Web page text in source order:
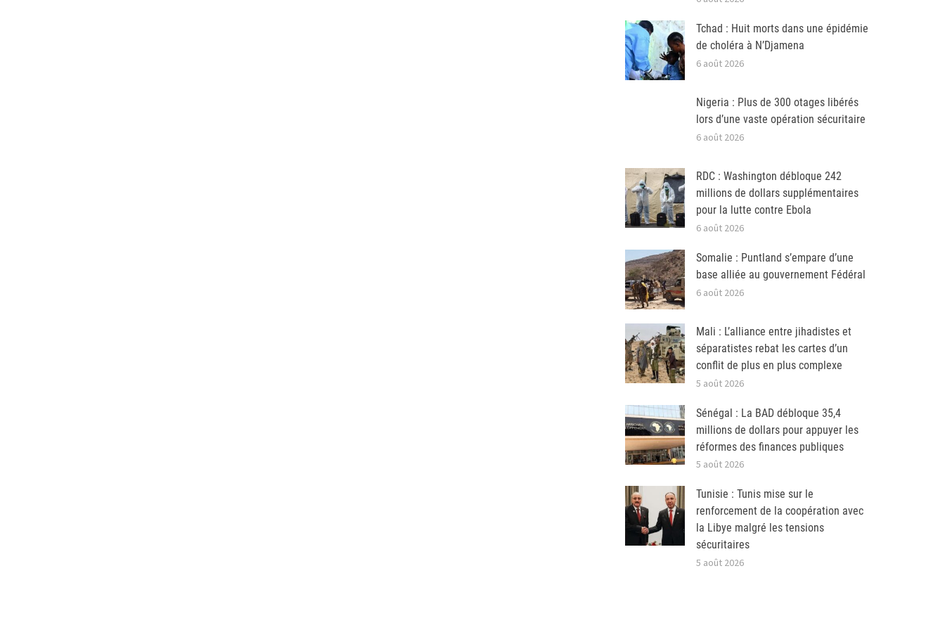
Tchad : Huit morts dans une épidémie
de choléra à N’Djamena
6 août 2026
Nigeria : Plus de 300 otages libérés
lors d’une vaste opération sécuritaire
6 août 2026
RDC : Washington débloque 242
millions de dollars supplémentaires
pour la lutte contre Ebola
6 août 2026
Somalie : Puntland s’empare d’une
base alliée au gouvernement Fédéral
6 août 2026
Mali : L’alliance entre jihadistes et
séparatistes rebat les cartes d’un
conflit de plus en plus complexe
5 août 2026
Sénégal : La BAD débloque 35,4
millions de dollars pour appuyer les
réformes des finances publiques
5 août 2026
Tunisie : Tunis mise sur le
renforcement de la coopération avec
la Libye malgré les tensions
sécuritaires
5 août 2026